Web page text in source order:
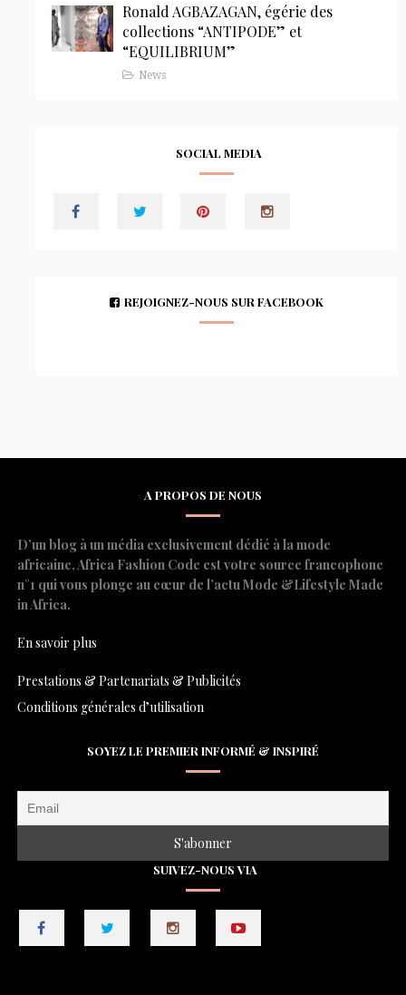
Ronald AGBAZAGAN, égérie des
collections “ANTIPODE” et
“EQUILIBRIUM”
News
SOCIAL MEDIA
REJOIGNEZ-NOUS SUR FACEBOOK
A PROPOS DE NOUS
D’un blog à un média exclusivement dédié à la mode
africaine, Africa Fashion Code est votre source francophone
n°1 qui vous plonge au cœur de l’actu Mode &Lifestyle Made
in Africa.
En savoir plus
Prestations & Partenariats & Publicités
Conditions générales d’utilisation
SOYEZ LE PREMIER INFORMÉ & INSPIRÉ
SUIVEZ-NOUS VIA